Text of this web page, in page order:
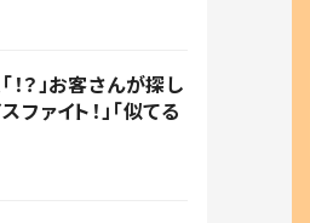
？」お客さんが探し
ァイト！」「似てる